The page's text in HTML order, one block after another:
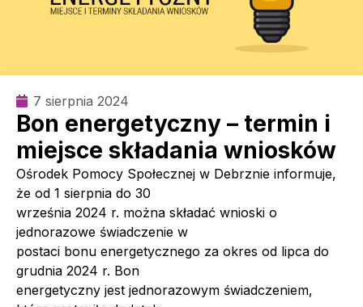
7 sierpnia 2024
Bon energetyczny – termin i
miejsce składania wniosków
Ośrodek Pomocy Społecznej w Debrznie informuje,
że od 1 sierpnia do 30
września 2024 r. można składać wnioski o
jednorazowe świadczenie w
postaci bonu energetycznego za okres od lipca do
grudnia 2024 r. Bon
energetyczny jest jednorazowym świadczeniem,